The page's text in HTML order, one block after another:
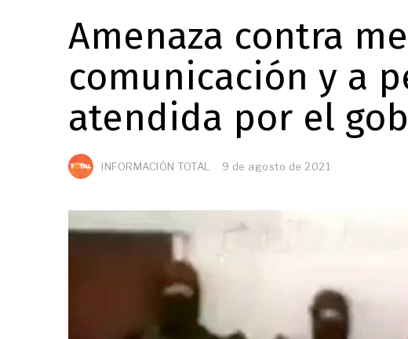
Amenaza contra
comunicación y a
atendida por el
INFORMACIÓN TOTAL 9 de agosto de 2021